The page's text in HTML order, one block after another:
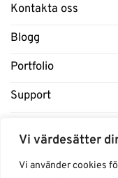
Vi värdesätter
Vi använder cookies
Kontakta oss
Blogg
Portfolio
Support